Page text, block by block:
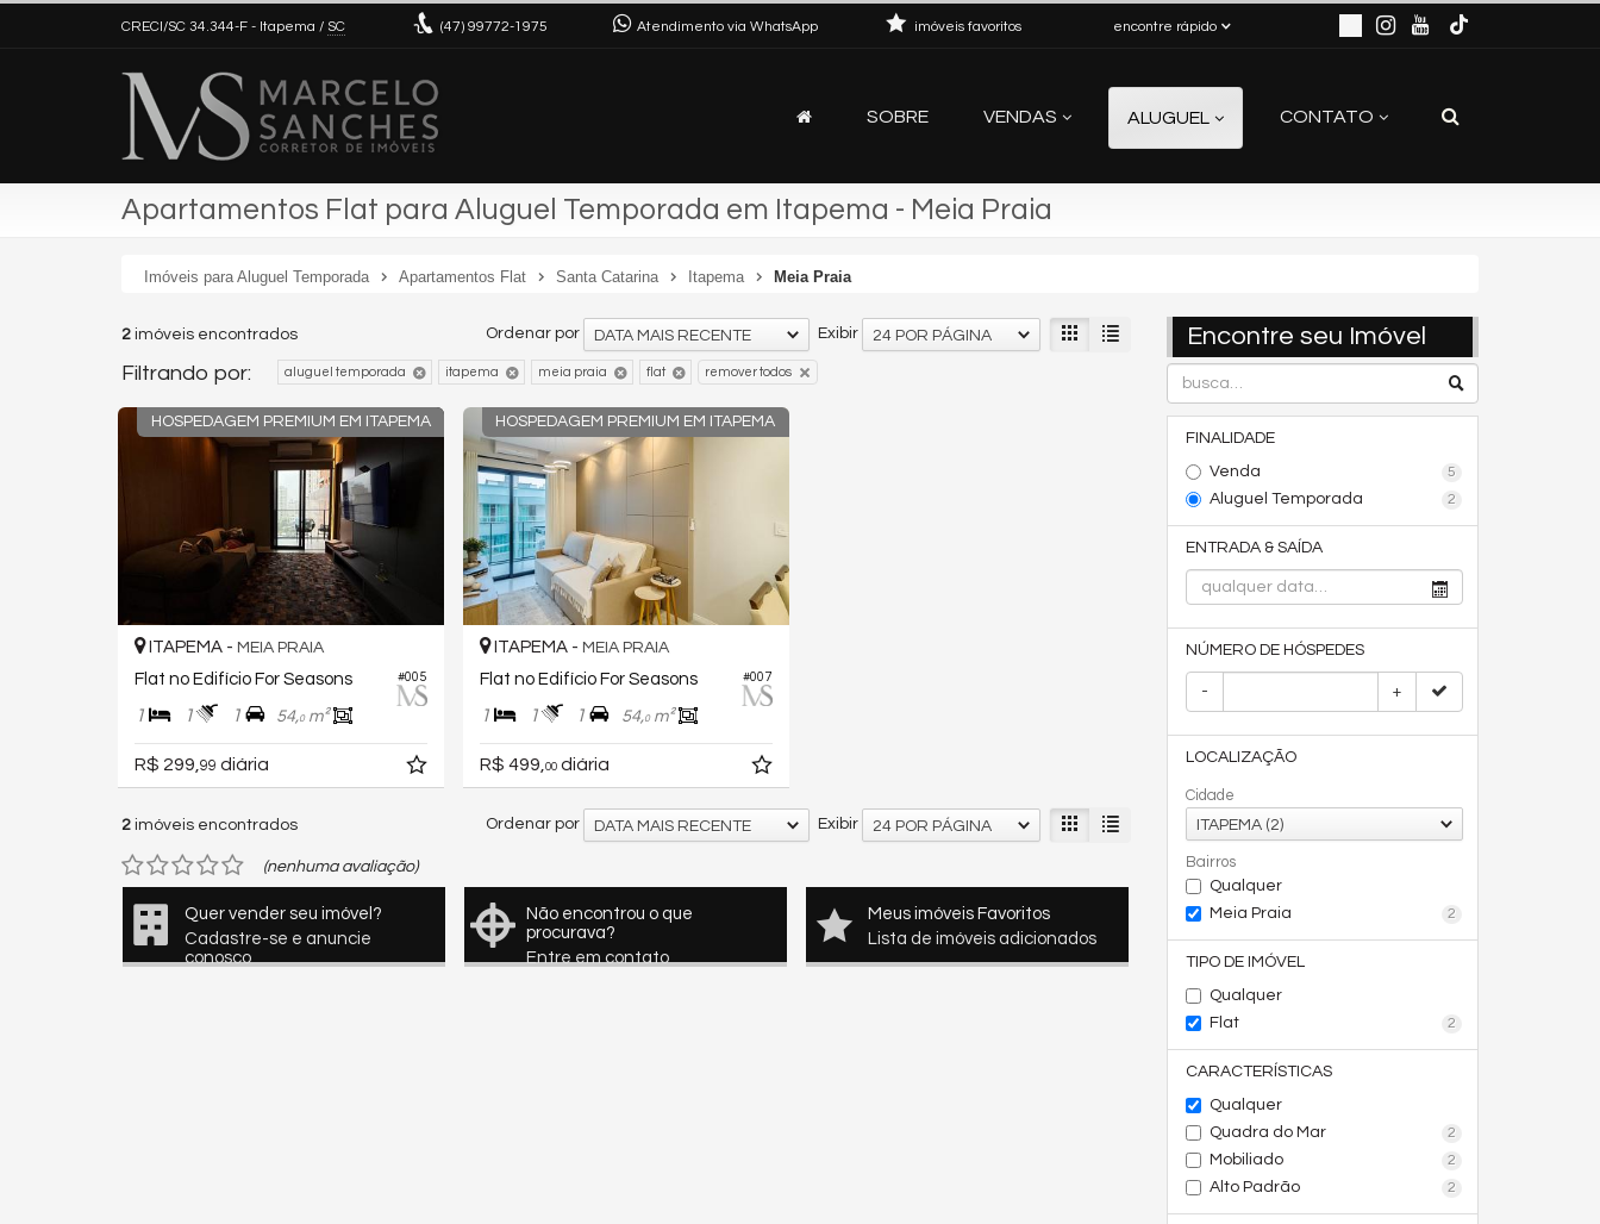
CRECI/SC 34.344-F - Itapema / SC (47) 99772-1975 Atendimento via WhatsApp encontre rápido
imóveis favoritos
SOBRE VENDAS ALUGUEL CONTATO
Apartamentos Flat para Aluguel Temporada em Itapema - Meia Praia
Imóveis para Aluguel Temporada Apartamentos Flat Santa Catarina Itapema Meia Praia
Encontre seu Imóvel
FINALIDADE
Venda
5
Aluguel Temporada 2
ENTRADA & SAÍDA
NÚMERO DE HÓSPEDES
- +
LOCALIZAÇÃO
Cidade
ITAPEMA (2)
Bairros
Qualquer
Meia Praia
2
TIPO DE IMÓVEL
Qualquer
Flat
2
CARACTERÍSTICAS
Qualquer
Quadra do Mar
2
Mobiliado 2
Alto Padrão 2
2 imóveis encontrados Exibir 24 POR PÁGINA
Ordenar por DATA MAIS RECENTE
Filtrando por: aluguel temporada itapema meia praia flat remover todos
HOSPEDAGEM PREMIUM EM ITAPEMA
#005
ITAPEMA - MEIA PRAIA
Flat no Edifício For Seasons
1 1 1 54,0m²
R$ 299, 99 diária
HOSPEDAGEM PREMIUM EM ITAPEMA
#007
ITAPEMA - MEIA PRAIA
Flat no Edifício For Seasons
1 1 1 54,0m²
R$ 499, 00diária
2 imóveis encontrados Exibir 24 POR PÁGINA
Ordenar por DATA MAIS RECENTE
(nenhuma avaliação)
Quer vender seu imóvel?
Cadastre-se e anuncie
conosco
Não encontrou o que
procurava?
Entre em contato
Meus imóveis Favoritos
Lista de imóveis adicionados